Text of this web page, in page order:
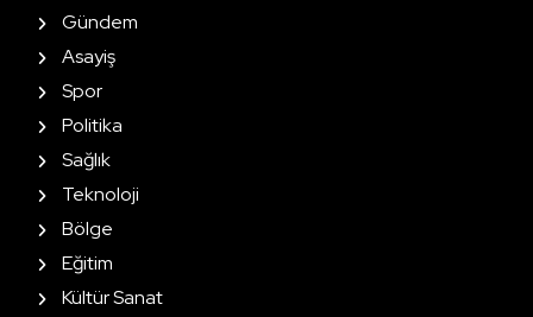
Gündem
Asayiş
Spor
Politika
Sağlık
Teknoloji
Bölge
Eğitim
Kültür Sanat